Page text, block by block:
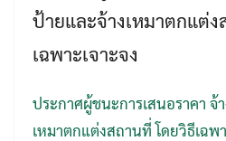
ป้ายและจ้างเหมาตกแต่ง
เฉพาะเจาะจง
ประกาศผู้ชนะการเสนอราคา จ้
เหมาตกแต่งสถานที่ โดยวิธีเฉพา